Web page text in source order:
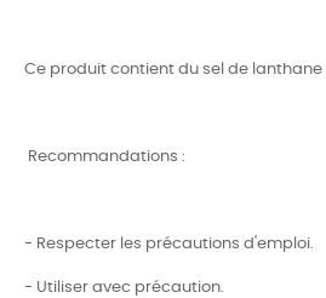
Ce produit contient du sel de lanthane
Recommandations :
- Respecter les précautions d'emploi.
- Utiliser avec précaution.